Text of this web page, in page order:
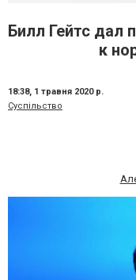
Билл Гейтс дал
к
18:38, 1 травня 2020 р.
Суспільство